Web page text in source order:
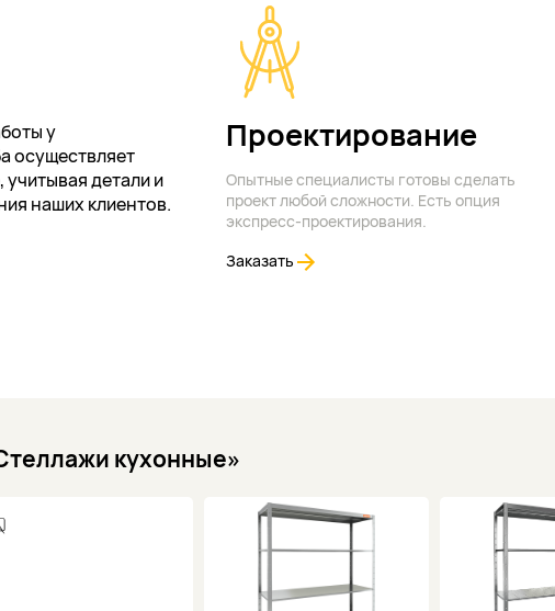
у
осуществляет
детали и
наших клиентов.
Проектирование
Опытные специалисты готовы сделать
проект любой сложности. Есть опция
экспресс-проектирования.
Заказать
кухонные»